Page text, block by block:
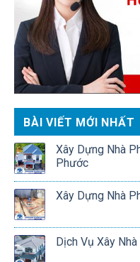
BÀI VIẾT MỚI NHẤT
Xây Dựng Nhà
Phước
Xây Dựng Nhà
Dịch Vụ Xây